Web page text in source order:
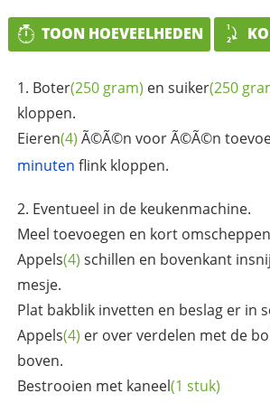
TOON HOEVEELHEDEN
Boter(250 gram) en suiker(250
kloppen.
Eieren(4) Ã©Ã©n voor Ã©Ã©n
minuten flink kloppen.
Eventueel in de keukenmachine.
Meel toevoegen en kort
Appels(4) schillen en bovenkant
mesje.
Plat bakblik invetten en beslag er in
Appels(4) er over verdelen met de
boven.
Bestrooien met kaneel(1 stuk)